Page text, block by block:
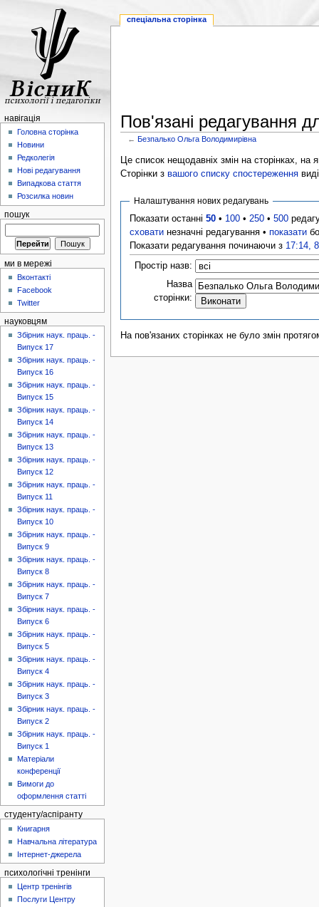
Пов'язані редагування
←Безпалько Ольга Володимирівна
Це список нещодавніх змін на сторінках, на
Сторінки з вашого списку спостереження
Налаштування нових редагувань
Показати останні50 • 100 • 250 •500
сховати незначні редагування •показати
Показати редагування починаючи з 17:14,
Простір назв:
Назва
сторінки:
На пов'язаних сторінках не було змін
спеціальна сторінка
навігація
Головна сторінка
Новини
Редколегія
Нові редагування
Випадкова стаття
Розсилка новин
пошук
ми в мережі
Вконтакті
Facebook
Twitter
науковцям
Збірник наук. праць. -
Випуск 17
Збірник наук. праць. -
Випуск 16
Збірник наук. праць. -
Випуск 15
Збірник наук. праць. -
Випуск 14
Збірник наук. праць. -
Випуск 13
Збірник наук. праць. -
Випуск 12
Збірник наук. праць. -
Випуск 11
Збірник наук. праць. -
Випуск 10
Збірник наук. праць. -
Випуск 9
Збірник наук. праць. -
Випуск 8
Збірник наук. праць. -
Випуск 7
Збірник наук. праць. -
Випуск 6
Збірник наук. праць. -
Випуск 5
Збірник наук. праць. -
Випуск 4
Збірник наук. праць. -
Випуск 3
Збірник наук. праць. -
Випуск 2
Збірник наук. праць. -
Випуск 1
Матеріали
конференції
Вимоги до
оформлення статті
студенту/аспіранту
Книгарня
Навчальна література
Інтернет-джерела
психологічні тренінги
Центр тренінгів
Послуги Центру